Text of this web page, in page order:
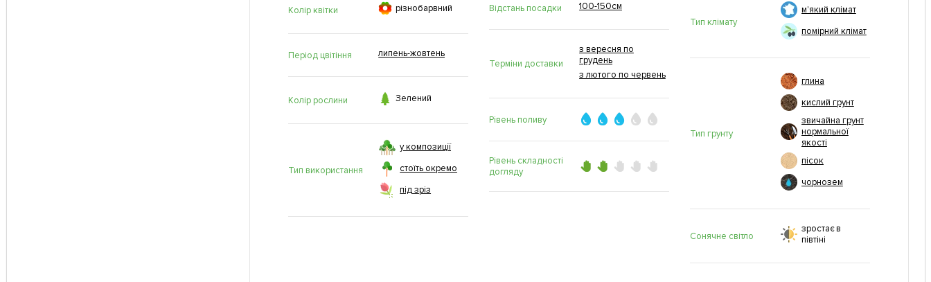
Колір квітки  рiзнобарвний
Період цвітіння липень-жовтень
Колір рослини  Зелений
Тип використання
у композиції
стоїть окремо
під зріз
Відстань посадки 100-150см
Терміни доставки
з вересня по
грудень
з лютого по червень
Рівень поливу
Рівень складності
догляду
Тип клімату
м'який клімат
помірний клімат
Тип грунту
глина
кислий грунт
звичайна грунт
нормальної
якості
пісок
чорнозем
Сонячне світло
зростає в
півтіні